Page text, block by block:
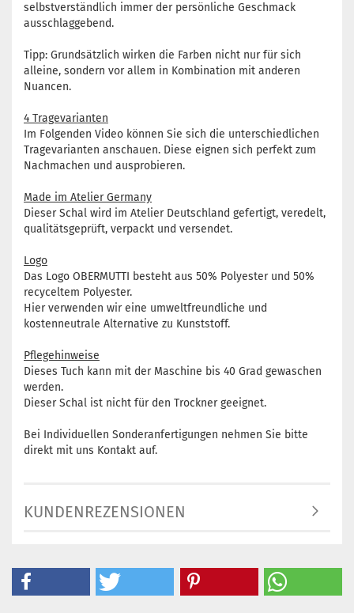
selbstverständlich immer der persönliche Geschmack
ausschlaggebend.
Tipp: Grundsätzlich wirken die Farben nicht nur für sich
alleine, sondern vor allem in Kombination mit anderen
Nuancen.
4 Tragevarianten
Im Folgenden Video können Sie sich die unterschiedlichen
Tragevarianten anschauen. Diese eignen sich perfekt zum
Nachmachen und ausprobieren.
Made im Atelier Germany
Dieser Schal wird im Atelier Deutschland gefertigt, veredelt,
qualitätsgeprüft, verpackt und versendet.
Logo
Das Logo OBERMUTTI besteht aus 50% Polyester und 50%
recyceltem Polyester.
Hier verwenden wir eine umweltfreundliche und
kostenneutrale Alternative zu Kunststoff.
Pflegehinweise
Dieses Tuch kann mit der Maschine bis 40 Grad gewaschen
werden.
Dieser Schal ist nicht für den Trockner geeignet.
Bei Individuellen Sonderanfertigungen nehmen Sie bitte
direkt mit uns Kontakt auf.
KUNDENREZENSIONEN